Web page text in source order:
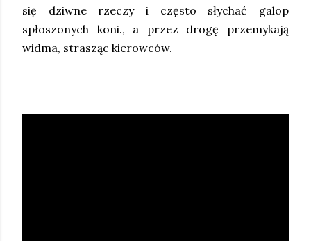
się dziwne rzeczy i często słychać galop
spłoszonych koni., a przez drogę przemykają
widma, strasząc kierowców.